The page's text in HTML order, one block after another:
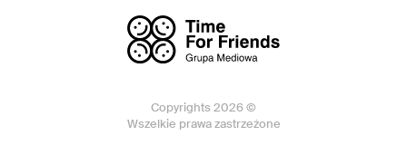
Copyrights 2026 ©
Wszelkie prawa zastrzeżone